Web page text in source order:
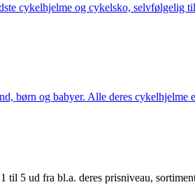
cykelhjelme og cykelsko, selvfølgelig
børn og babyer. Alle deres
5 ud fra bl.a. deres prisniveau,